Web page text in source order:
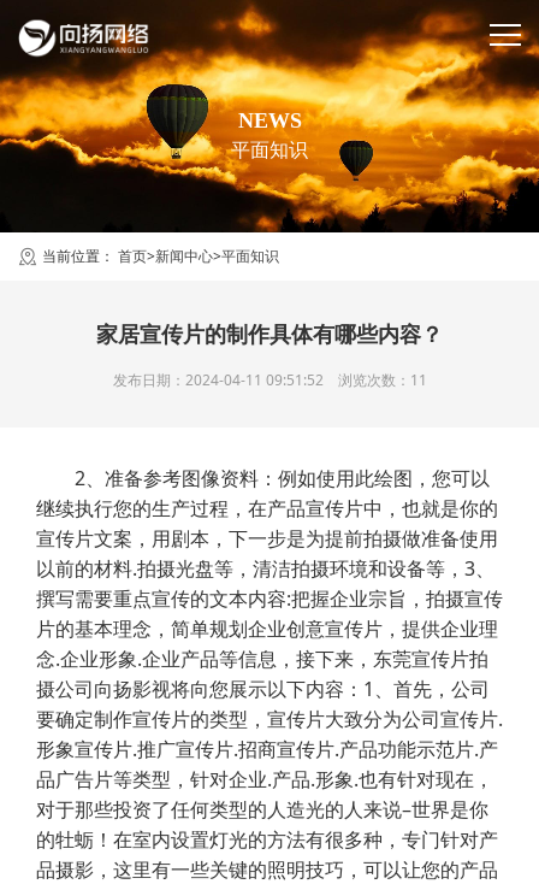
NEWS
平面知识
当前位置： 首页>新闻中心>平面知识
家居宣传片的制作具体有哪些内容？
发布日期：2024-04-11 09:51:52 浏览次数：11
2、准备参考图像资料：例如使用此绘图，您可以
继续执行您的生产过程，在产品宣传片中，也就是你的
宣传片文案，用剧本，下一步是为提前拍摄做准备使用
以前的材料.拍摄光盘等，清洁拍摄环境和设备等，3、
撰写需要重点宣传的文本内容:把握企业宗旨，拍摄宣传
片的基本理念，简单规划企业创意宣传片，提供企业理
念.企业形象.企业产品等信息，接下来，东莞宣传片拍
摄公司向扬影视将向您展示以下内容：1、首先，公司
要确定制作宣传片的类型，宣传片大致分为公司宣传片.
形象宣传片.推广宣传片.招商宣传片.产品功能示范片.产
品广告片等类型，针对企业.产品.形象.也有针对现在，
对于那些投资了任何类型的人造光的人来说–世界是你
的牡蛎！在室内设置灯光的方法有很多种，专门针对产
品摄影，这里有一些关键的照明技巧，可以让您的产品